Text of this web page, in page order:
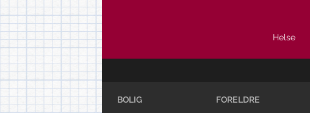
Helse
BOLIG FORELDRE